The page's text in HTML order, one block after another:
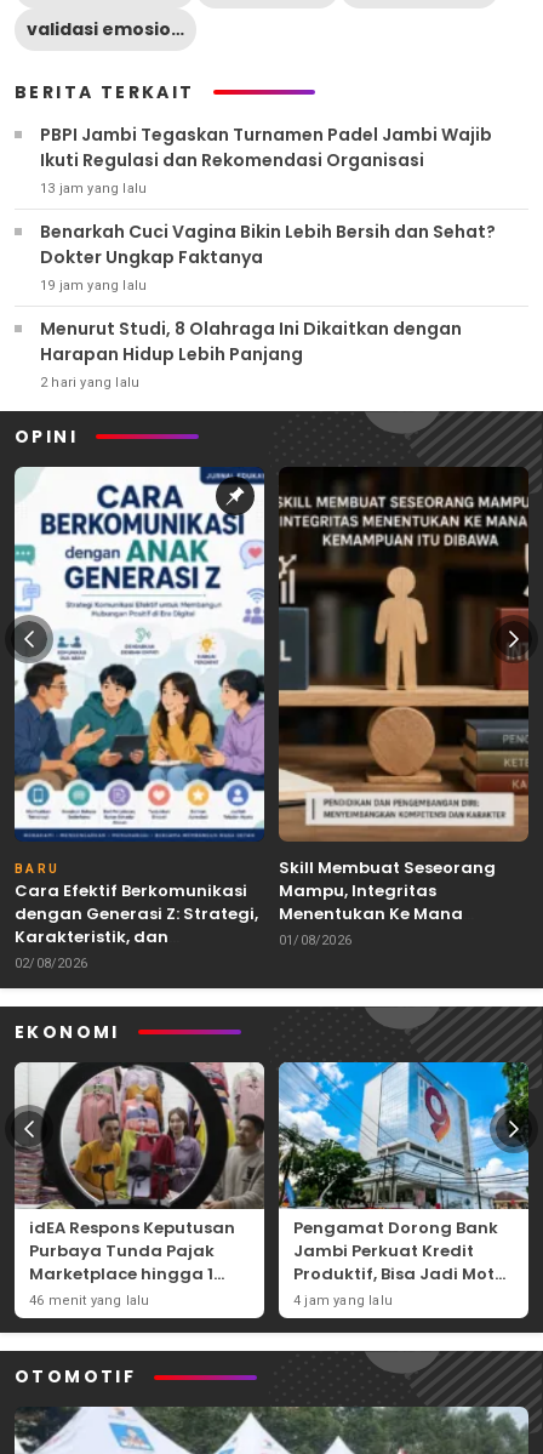
validasi emosional
BERITA TERKAIT
PBPI Jambi Tegaskan Turnamen Padel Jambi Wajib
Ikuti Regulasi dan Rekomendasi Organisasi
13 jam yang lalu
Benarkah Cuci Vagina Bikin Lebih Bersih dan Sehat?
Dokter Ungkap Faktanya
19 jam yang lalu
Menurut Studi, 8 Olahraga Ini Dikaitkan dengan
Harapan Hidup Lebih Panjang
2 hari yang lalu
OPINI
BARU
Cara Efektif Berkomunikasi
dengan Generasi Z: Strategi,
Karakteristik, dan
Tantangannya
02/08/2026
Skill Membuat Seseorang
Mampu, Integritas
Menentukan Ke Mana
Kemampuan Itu Dibawa
01/08/2026
EKONOMI
idEA Respons Keputusan
Purbaya Tunda Pajak
Marketplace hingga 1
November 2026
46 menit yang lalu
Pengamat Dorong Bank
Jambi Perkuat Kredit
Produktif, Bisa Jadi Motor
Ekonomi Daerah
4 jam yang lalu
OTOMOTIF